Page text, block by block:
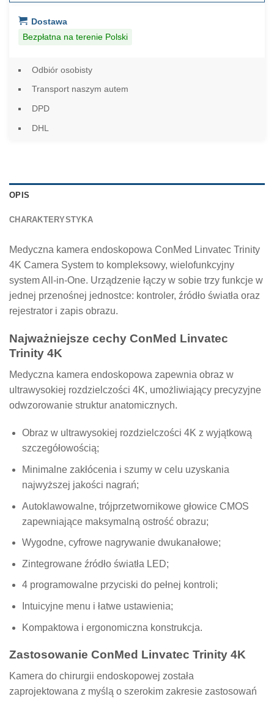
Dostawa
Bezpłatna na terenie Polski
Odbiór osobisty
Transport naszym autem
DPD
DHL
OPIS
CHARAKTERYSTYKA
Medyczna kamera endoskopowa ConMed Linvatec Trinity
4K Camera System to kompleksowy, wielofunkcyjny
system All-in-One. Urządzenie łączy w sobie trzy funkcje w
jednej przenośnej jednostce: kontroler, źródło światła oraz
rejestrator i zapis obrazu.
Najważniejsze cechy ConMed Linvatec
Trinity 4K
Medyczna kamera endoskopowa zapewnia obraz w
ultrawysokiej rozdzielczości 4K, umożliwiający precyzyjne
odwzorowanie struktur anatomicznych.
Obraz w ultrawysokiej rozdzielczości 4K z wyjątkową
szczegółowością;
Minimalne zakłócenia i szumy w celu uzyskania
najwyższej jakości nagrań;
Autoklawowalne, trójprzetwornikowe głowice CMOS
zapewniające maksymalną ostrość obrazu;
Wygodne, cyfrowe nagrywanie dwukanałowe;
Zintegrowane źródło światła LED;
4 programowalne przyciski do pełnej kontroli;
Intuicyjne menu i łatwe ustawienia;
Kompaktowa i ergonomiczna konstrukcja.
Zastosowanie ConMed Linvatec Trinity 4K
Kamera do chirurgii endoskopowej została
zaprojektowana z myślą o szerokim zakresie zastosowań